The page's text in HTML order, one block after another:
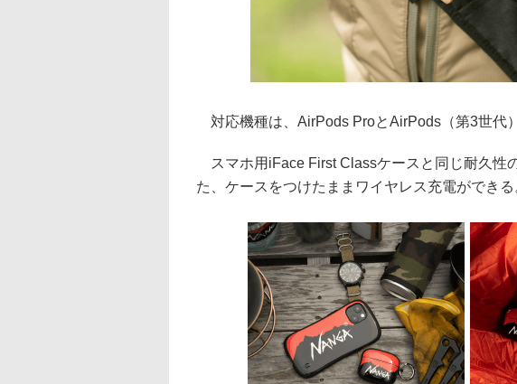
対応機種は、AirPods ProとAirPods（第3世代）
スマホ用iFace First Classケースと同じ耐久性
た、ケースをつけたままワイヤレス充電ができる